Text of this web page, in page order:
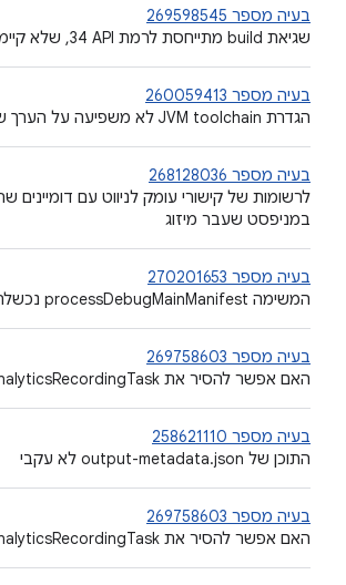
בעיה מספר 269598545
שגיאת build מתייחסת לרמת API‏ 34, שלא קיימת
בעיה מספר 260059413
הגדרת JVM toolchain לא משפיעה על הערך של targetCompatibility ב-JavaCompile
בעיה מספר 268128036
במניפסט שעבר מיזוג
בעיה מספר 270201653
המשימה processDebugMainManifest נכשלת החל מ-פלאגין של Android Gradle 8.1
בעיה מספר 269758603
האם אפשר להסיר את AnalyticsRecordingTask?
בעיה מספר 258621110
התוכן של output-metadata.json לא עקבי
בעיה מספר 269758603
האם אפשר להסיר את AnalyticsRecordingTask?